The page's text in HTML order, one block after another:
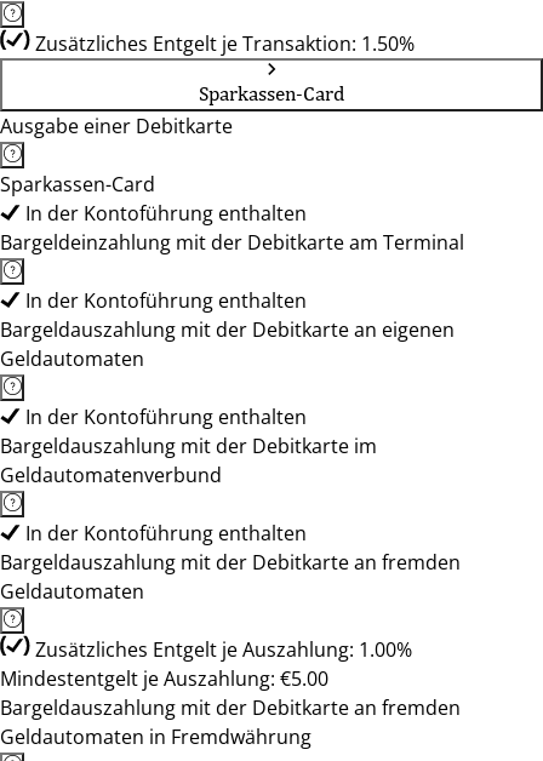
Zusätzliches Entgelt je Transaktion: 1.50%
Sparkassen-Card
Ausgabe einer Debitkarte
Sparkassen-Card
In der Kontoführung enthalten
Bargeldeinzahlung mit der Debitkarte am Terminal
In der Kontoführung enthalten
Bargeldauszahlung mit der Debitkarte an eigenen
Geldautomaten
In der Kontoführung enthalten
Bargeldauszahlung mit der Debitkarte im
Geldautomatenverbund
In der Kontoführung enthalten
Bargeldauszahlung mit der Debitkarte an fremden
Geldautomaten
Zusätzliches Entgelt je Auszahlung: 1.00%
Mindestentgelt je Auszahlung: €5.00
Bargeldauszahlung mit der Debitkarte an fremden
Geldautomaten in Fremdwährung